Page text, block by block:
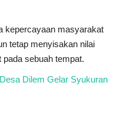
kepercayaan masyarakat
tetap menyisakan nilai
sebuah tempat.
Dilem Gelar Syukuran